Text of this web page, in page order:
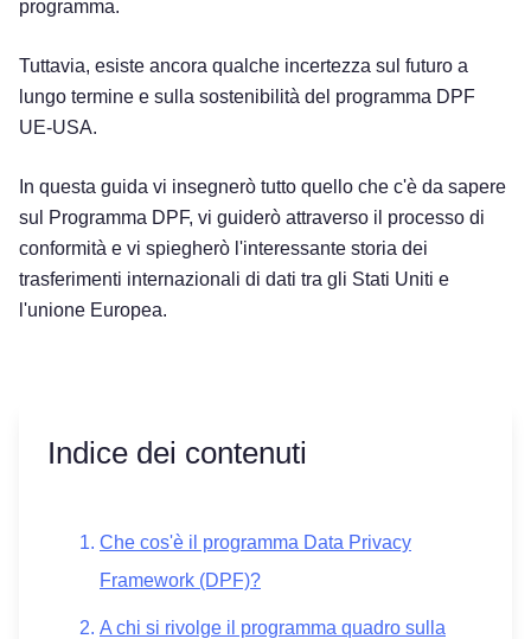
programma.
Tuttavia, esiste ancora qualche incertezza sul futuro a
lungo termine e sulla sostenibilità del programma DPF
UE-USA.
In questa guida vi insegnerò tutto quello che c'è da sapere
sul Programma DPF, vi guiderò attraverso il processo di
conformità e vi spiegherò l'interessante storia dei
trasferimenti internazionali di dati tra gli Stati Uniti e
l'unione Europea.
Indice dei contenuti
Che cos'è il programma Data Privacy
Framework (DPF)?
A chi si rivolge il programma quadro sulla